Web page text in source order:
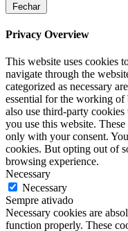
Fechar
Privacy Overview
This website uses cookies
navigate through the
categorized as necessary
essential for the working
also use third-party
you use this website.
only with your consent.
cookies. But opting out of
browsing experience.
Necessary
Necessary
Sempre ativado
Necessary cookies are
function properly. These